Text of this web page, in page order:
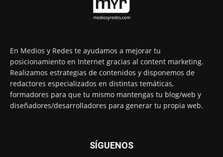
En Medios y Redes te ayudamos a mejorar tu
posicionamiento en Internet gracias al content marketing.
Realizamos estrategias de contenidos y disponemos de
redactores especializados en distintas temáticas,
formadores para que tu mismo mantengas tu blog/web y
diseñadores/desarrolladores para generar tu propia web.
SÍGUENOS